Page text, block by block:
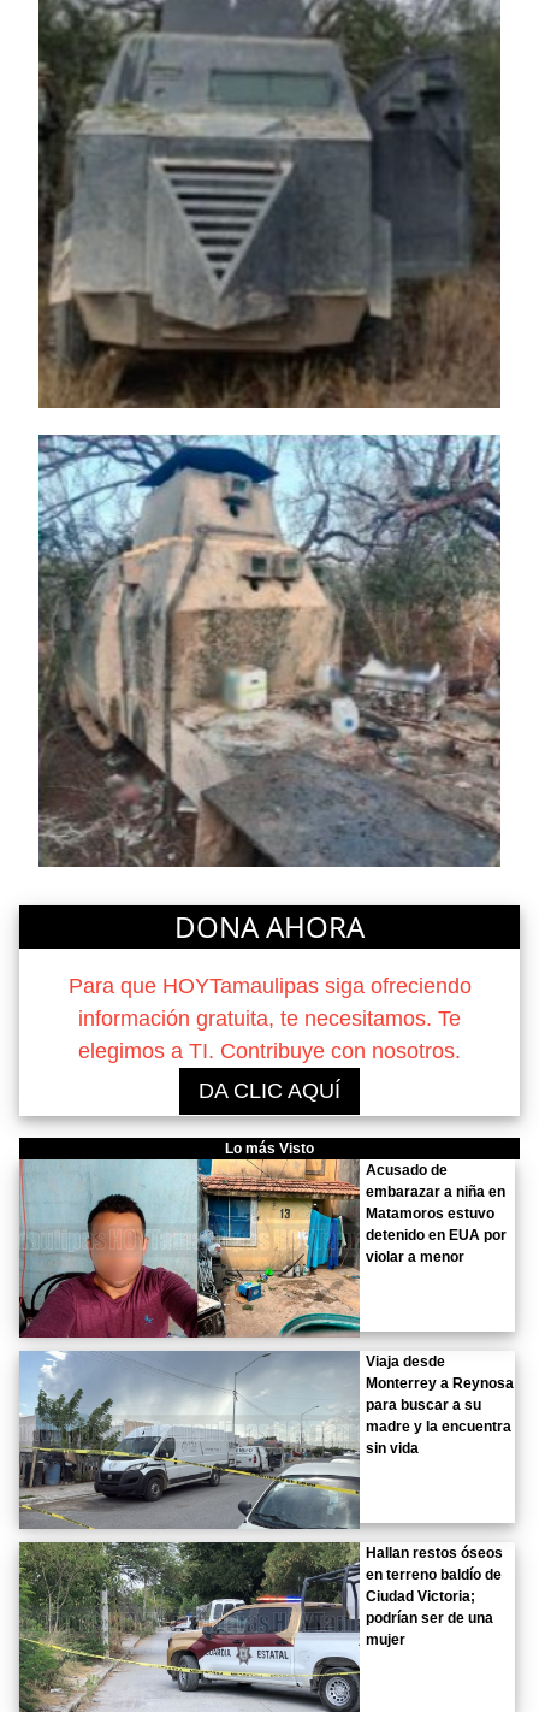
DONA AHORA
Para que HOYTamaulipas siga ofreciendo
información gratuita, te necesitamos. Te
elegimos a TI. Contribuye con nosotros.
DA CLIC AQUÍ
Lo más Visto
Acusado de
embarazar a niña en
Matamoros estuvo
detenido en EUA por
violar a menor
Viaja desde
Monterrey a Reynosa
para buscar a su
madre y la encuentra
sin vida
Hallan restos óseos
en terreno baldío de
Ciudad Victoria;
podrían ser de una
mujer